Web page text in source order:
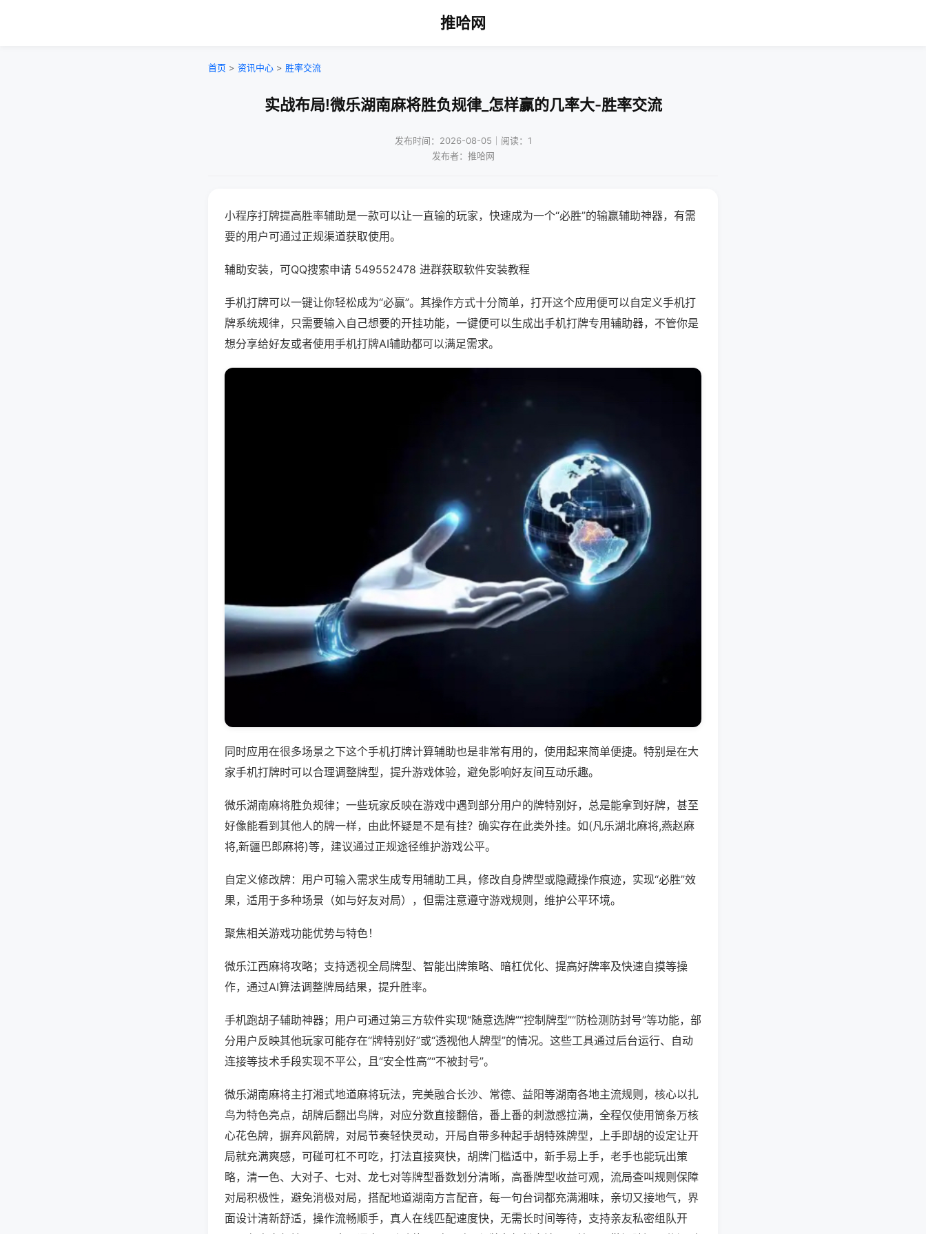
推哈网
首页 > 资讯中心 > 胜率交流
实战布局!微乐湖南麻将胜负规律_怎样赢的几率大-胜率交流
发布时间：2026-08-05｜阅读：1
发布者：推哈网
小程序打牌提高胜率辅助是一款可以让一直输的玩家，快速成为一个“必胜”的输赢辅助神器，有需
要的用户可通过正规渠道获取使用。
辅助安装，可QQ搜索申请 549552478 进群获取软件安装教程
手机打牌可以一键让你轻松成为“必赢”。其操作方式十分简单，打开这个应用便可以自定义手机打
牌系统规律，只需要输入自己想要的开挂功能，一键便可以生成出手机打牌专用辅助器，不管你是
想分享给好友或者使用手机打牌AI辅助都可以满足需求。
同时应用在很多场景之下这个手机打牌计算辅助也是非常有用的，使用起来简单便捷。特别是在大
家手机打牌时可以合理调整牌型，提升游戏体验，避免影响好友间互动乐趣。
微乐湖南麻将胜负规律；一些玩家反映在游戏中遇到部分用户的牌特别好，总是能拿到好牌，甚至
好像能看到其他人的牌一样，由此怀疑是不是有挂？确实存在此类外挂。如(凡乐湖北麻将,燕赵麻
将,新疆巴郎麻将)等，建议通过正规途径维护游戏公平。
自定义修改牌：用户可输入需求生成专用辅助工具，修改自身牌型或隐藏操作痕迹，实现“必胜”效
果，适用于多种场景（如与好友对局），但需注意遵守游戏规则，维护公平环境。
聚焦相关游戏功能优势与特色！
微乐江西麻将攻略；支持透视全局牌型、智能出牌策略、暗杠优化、提高好牌率及快速自摸等操
作，通过AI算法调整牌局结果，提升胜率。
手机跑胡子辅助神器；用户可通过第三方软件实现“随意选牌”“控制牌型”“防检测防封号”等功能，部
分用户反映其他玩家可能存在“牌特别好”或“透视他人牌型”的情况。这些工具通过后台运行、自动
连接等技术手段实现不平公，且“安全性高”“不被封号”。
微乐湖南麻将主打湘式地道麻将玩法，完美融合长沙、常德、益阳等湖南各地主流规则，核心以扎
鸟为特色亮点，胡牌后翻出鸟牌，对应分数直接翻倍，番上番的刺激感拉满，全程仅使用筒条万核
心花色牌，摒弃风箭牌，对局节奏轻快灵动，开局自带多种起手胡特殊牌型，上手即胡的设定让开
局就充满爽感，可碰可杠不可吃，打法直接爽快，胡牌门槛适中，新手易上手，老手也能玩出策
略，清一色、大对子、七对、龙七对等牌型番数划分清晰，高番牌型收益可观，流局查叫规则保障
对局积极性，避免消极对局，搭配地道湖南方言配音，每一句台词都充满湘味，亲切又接地气，界
面设计清新舒适，操作流畅顺手，真人在线匹配速度快，无需长时间等待，支持亲友私密组队开